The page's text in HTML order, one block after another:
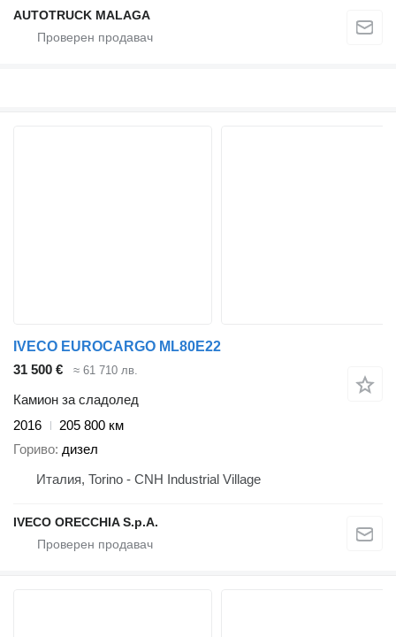
AUTOTRUCK MALAGA
IVECO EUROCARGO ML80E22
31 500 €
≈ 61 710 лв.
Камион за сладолед
2016
205 800 км
Гориво дизел
Италия, Torino - CNH Industrial Village
IVECO ORECCHIA S.p.A.